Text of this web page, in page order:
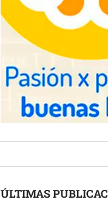
ÚLTIMAS